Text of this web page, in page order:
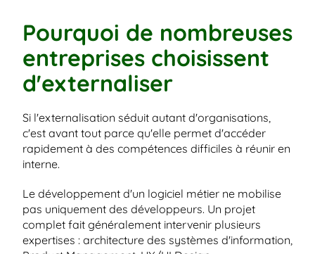
Pourquoi de nombreuses
entreprises choisissent
d'externaliser
Si l'externalisation séduit autant d'organisations,
c'est avant tout parce qu'elle permet d'accéder
rapidement à des compétences difficiles à réunir en
interne.
Le développement d'un logiciel métier ne mobilise
pas uniquement des développeurs. Un projet
complet fait généralement intervenir plusieurs
expertises : architecture des systèmes d'information,